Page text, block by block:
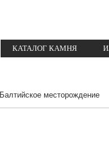
КАТАЛОГ КАМНЯ
Балтийское месторождение